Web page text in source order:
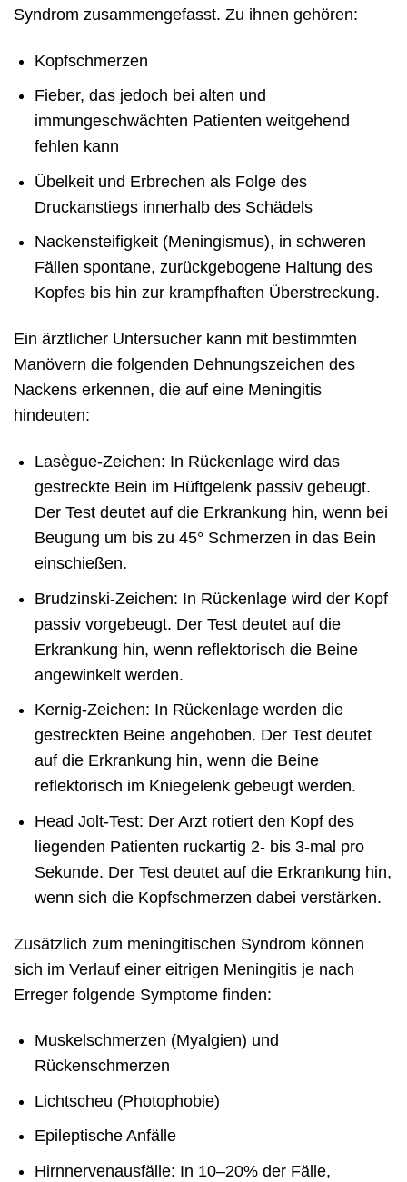
Syndrom zusammengefasst. Zu ihnen gehören:
Kopfschmerzen
Fieber, das jedoch bei alten und
immungeschwächten Patienten weitgehend
fehlen kann
Übelkeit und Erbrechen als Folge des
Druckanstiegs innerhalb des Schädels
Nackensteifigkeit (Meningismus), in schweren
Fällen spontane, zurückgebogene Haltung des
Kopfes bis hin zur krampfhaften Überstreckung.
Ein ärztlicher Untersucher kann mit bestimmten
Manövern die folgenden Dehnungszeichen des
Nackens erkennen, die auf eine Meningitis
hindeuten:
Lasègue-Zeichen: In Rückenlage wird das
gestreckte Bein im Hüftgelenk passiv gebeugt.
Der Test deutet auf die Erkrankung hin, wenn bei
Beugung um bis zu 45° Schmerzen in das Bein
einschießen.
Brudzinski-Zeichen: In Rückenlage wird der Kopf
passiv vorgebeugt. Der Test deutet auf die
Erkrankung hin, wenn reflektorisch die Beine
angewinkelt werden.
Kernig-Zeichen: In Rückenlage werden die
gestreckten Beine angehoben. Der Test deutet
auf die Erkrankung hin, wenn die Beine
reflektorisch im Kniegelenk gebeugt werden.
Head Jolt-Test: Der Arzt rotiert den Kopf des
liegenden Patienten ruckartig 2- bis 3-mal pro
Sekunde. Der Test deutet auf die Erkrankung hin,
wenn sich die Kopfschmerzen dabei verstärken.
Zusätzlich zum meningitischen Syndrom können
sich im Verlauf einer eitrigen Meningitis je nach
Erreger folgende Symptome finden:
Muskelschmerzen (Myalgien) und
Rückenschmerzen
Lichtscheu (Photophobie)
Epileptische Anfälle
Hirnnervenausfälle: In 10–20% der Fälle,